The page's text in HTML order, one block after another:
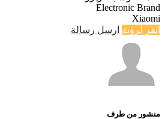
Electronic Brand
Xiaomi
انقر لرؤية ارسل رسالة
منشور من طرف